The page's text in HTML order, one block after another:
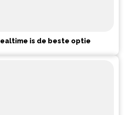
is de beste optie